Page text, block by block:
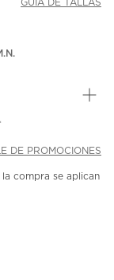
GUÍA DE TALLAS
DE PROMOCIONES
compra se aplican